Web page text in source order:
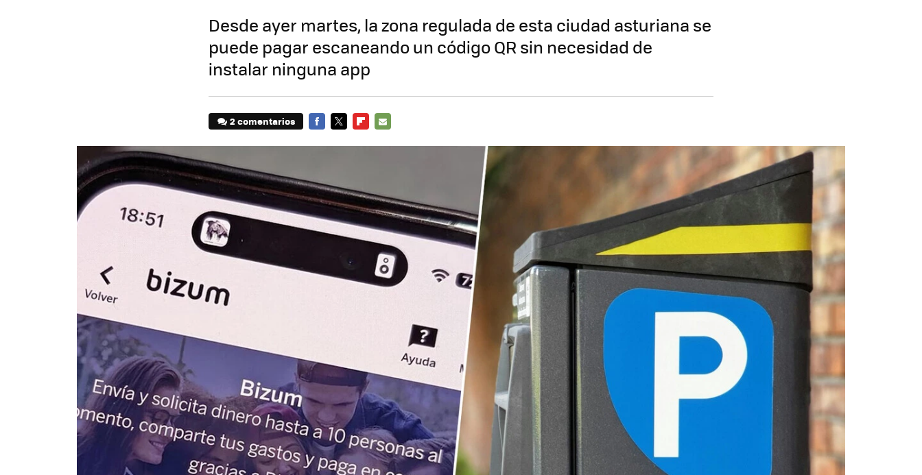
Desde ayer martes, la zona regulada de esta ciudad asturiana se
puede pagar escaneando un código QR sin necesidad de
instalar ninguna app
2 comentarios